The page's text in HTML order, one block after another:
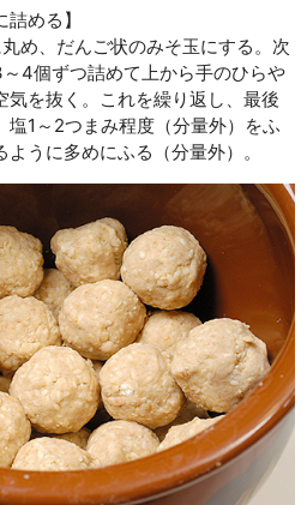
める】
丸め、だんご状のみそ玉にする。次
4個ずつ詰めて上から手のひらや
気を抜く。これを繰り返し、最後
塩1～2つまみ程度（分量外）をふ
うに多めにふる（分量外）。